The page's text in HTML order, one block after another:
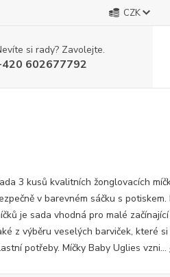
CZK
si rady? Zavolejte.
602677792
3 kusů kvalitních žonglovacích
v barevném sáčku s potiskem.
je sada vhodná pro malé
z výběru veselých barviček, které
potřeby. Míčky Baby Uglies vzni...